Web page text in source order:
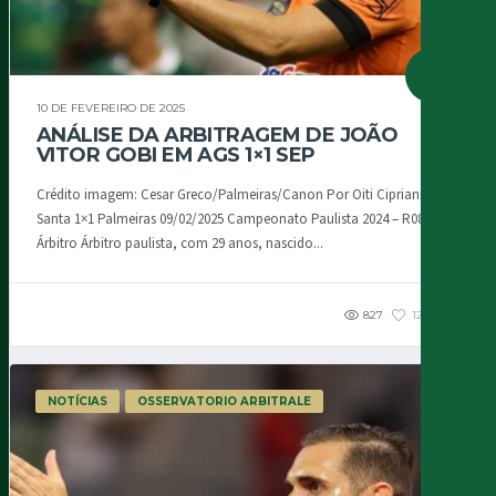
10 DE FEVEREIRO DE 2025
ANÁLISE DA ARBITRAGEM DE JOÃO
VITOR GOBI EM AGS 1×1 SEP
Crédito imagem: Cesar Greco/Palmeiras/Canon Por Oiti Cipriani Água
Santa 1×1 Palmeiras 09/02/2025 Campeonato Paulista 2024 – R08
Árbitro Árbitro paulista, com 29 anos, nascido...
827 125
NOTÍCIAS OSSERVATORIO ARBITRALE